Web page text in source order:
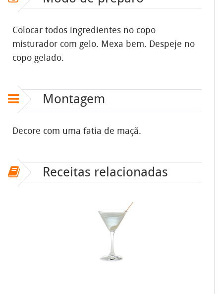
Colocar todos ingredientes no copo
misturador com gelo. Mexa bem. Despeje no
copo gelado.
Montagem
Decore com uma fatia de maçã.
Receitas relacionadas